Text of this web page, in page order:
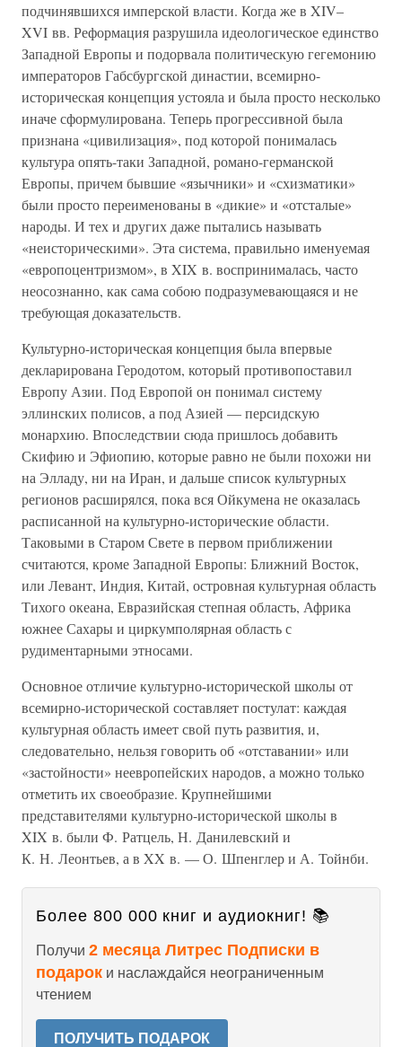
подчинявшихся имперской власти. Когда же в XIV–
XVI вв. Реформация разрушила идеологическое единство
Западной Европы и подорвала политическую гегемонию
императоров Габсбургской династии, всемирно-
историческая концепция устояла и была просто несколько
иначе сформулирована. Теперь прогрессивной была
признана «цивилизация», под которой понималась
культура опять-таки Западной, романо-германской
Европы, причем бывшие «язычники» и «схизматики»
были просто переименованы в «дикие» и «отсталые»
народы. И тех и других даже пытались называть
«неисторическими». Эта система, правильно именуемая
«европоцентризмом», в XIX в. воспринималась, часто
неосознанно, как сама собою подразумевающаяся и не
требующая доказательств.
Культурно-историческая концепция была впервые
декларирована Геродотом, который противопоставил
Европу Азии. Под Европой он понимал систему
эллинских полисов, а под Азией — персидскую
монархию. Впоследствии сюда пришлось добавить
Скифию и Эфиопию, которые равно не были похожи ни
на Элладу, ни на Иран, и дальше список культурных
регионов расширялся, пока вся Ойкумена не оказалась
расписанной на культурно-исторические области.
Таковыми в Старом Свете в первом приближении
считаются, кроме Западной Европы: Ближний Восток,
или Левант, Индия, Китай, островная культурная область
Тихого океана, Евразийская степная область, Африка
южнее Сахары и циркумполярная область с
рудиментарными этносами.
Основное отличие культурно-исторической школы от
всемирно-исторической составляет постулат: каждая
культурная область имеет свой путь развития, и,
следовательно, нельзя говорить об «отставании» или
«застойности» неевропейских народов, а можно только
отметить их своеобразие. Крупнейшими
представителями культурно-исторической школы в
XIX в. были Ф. Ратцель, Н. Данилевский и
К. Н. Леонтьев, а в XX в. — О. Шпенглер и А. Тойнби.
Более 800 000 книг и аудиокниг! 📚
Получи 2 месяца Литрес Подписки в
подарок и наслаждайся неограниченным
чтением
ПОЛУЧИТЬ ПОДАРОК